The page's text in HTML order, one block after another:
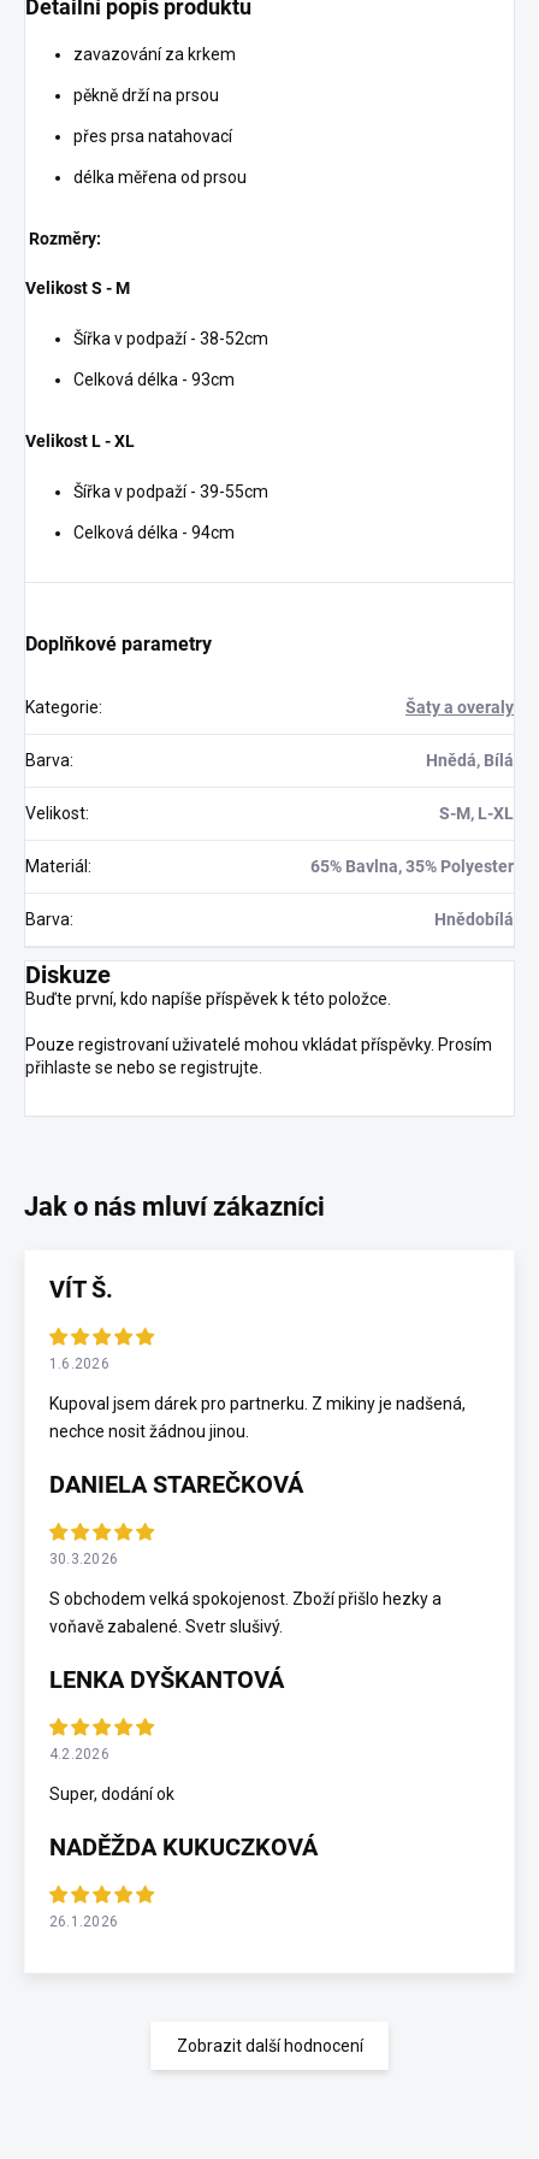
Detailní popis produktu
zavazování za krkem
pěkně drží na prsou
přes prsa natahovací
délka měřena od prsou
Rozměry:
Velikost S - M
Šířka v podpaží - 38-52cm
Celková délka - 93cm
Velikost L - XL
Šířka v podpaží - 39-55cm
Celková délka - 94cm
Doplňkové parametry
Kategorie: Šaty a overaly
Barva: Hnědá, Bílá
Velikost: S-M, L-XL
Materiál : 65% Bavlna, 35% Polyester
Barva: Hnědobílá
Diskuze
Buďte první, kdo napíše příspěvek k této položce.
Pouze registrovaní uživatelé mohou vkládat příspěvky. Prosím
přihlaste se nebo se registrujte
VÍT Š.
1.6.2026
Kupoval jsem dárek pro partnerku. Z mikiny je nadšená,
nechce nosit žádnou jinou.
DANIELA STAREČKOVÁ
30.3.2026
S obchodem velká spokojenost. Zboží přišlo hezky a
voňavě zabalené. Svetr slušivý.
LENKA DYŠKANTOVÁ
4.2.2026
Super, dodání ok
NADĚŽDA KUKUCZKOVÁ
26.1.2026
Zobrazit další hodnocení